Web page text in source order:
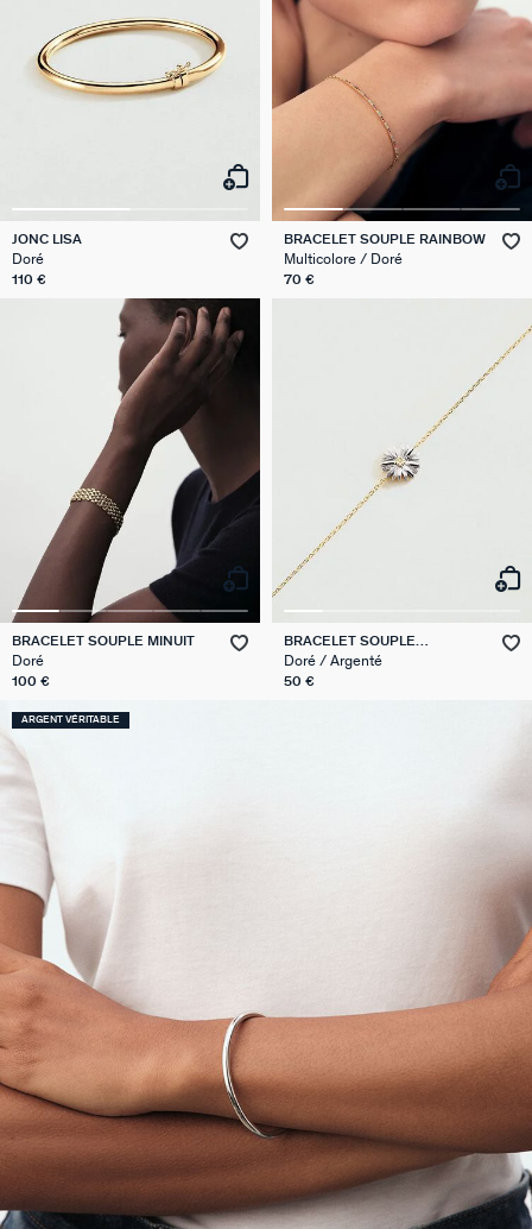
JONC LISA
Doré
110 €
BRACELET SOUPLE RAINBOW
Multicolore / Doré
70 €
BRACELET SOUPLE MINUIT
Doré
100 €
BRACELET SOUPLE
BLOSSOM
Doré / Argenté
50 €
ARGENT VÉRITABLE